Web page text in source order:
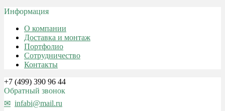
Информация
О компании
Доставка и монтаж
Портфолио
Сотрудничество
Контакты
+7 (499) 390 96 44
Обратный звонок
infabi@mail.ru